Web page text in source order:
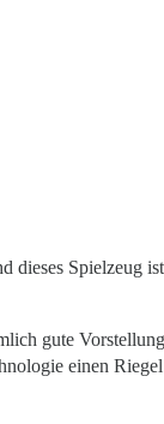
Spielzeug
gute
einen